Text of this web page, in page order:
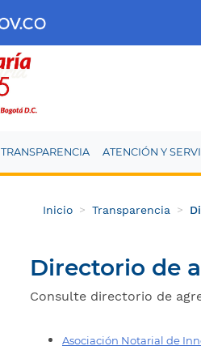
TRANSPARENCIA ATENCIÓN Y
Inicio Transparencia
Directorio de
Consulte directorio de
Asociación Notarial de